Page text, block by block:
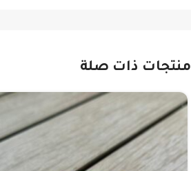
منتجات ذات صلة